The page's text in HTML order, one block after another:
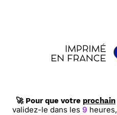
🚀 Pour que votre prochain
validez-le dans les 9 heures,